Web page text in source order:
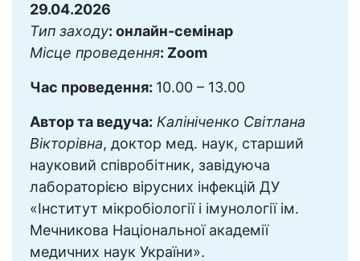
29.04.2026
Тип заходу: онлайн-семінар
Місце проведення: Zoom
Час проведення: 10.00 – 13.00
Автор та ведуча: Калініченко Світлана
Вікторівна, доктор мед. наук, старший
науковий співробітник, завідуюча
лабораторією вірусних інфекцій ДУ
«Інститут мікробіології і імунології ім.
Мечникова Національної академії
медичних наук України».